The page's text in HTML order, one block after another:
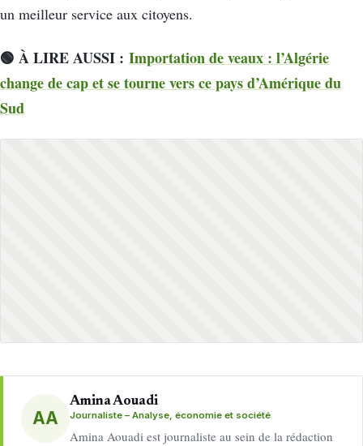
un meilleur service aux citoyens.
🟢 À LIRE AUSSI : Importation de veaux : l’Algérie
change de cap et se tourne vers ce pays d’Amérique du
Sud
AA
Amina Aouadi
Journaliste – Analyse, économie et société
Amina Aouadi est journaliste au sein de la rédaction